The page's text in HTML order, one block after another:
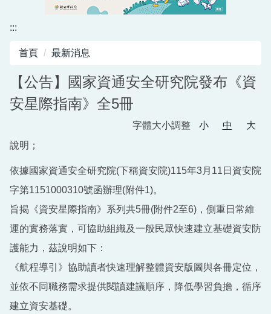
媒體報導專區
正常教學專區
輔導活動專區
學生事務專區
衛生健康專區
會計專區
職業安全衛生專區
:::
首頁 最新消息
【公告】國家資通安全研究院發布《資
安星際指南》全5冊
字體大小調整 小 中
大
說明；
依據國家資通安全研究院(下稱資安院)115年3月11日資安院
字第1151000310號函辦理(附件1)。
旨揭《資安星際指南》系列共5冊(附件2至6)，側重日常維
運的實務落實，可協助組織及一般民眾快速建立基礎資安防
護能力，茲說明如下：
《航程導引》協助讀者快速理解整體資安版圖與各冊定位，
並依不同職務需求提供閱讀建議順序，降低學習負擔，循序
建立資安基礎。